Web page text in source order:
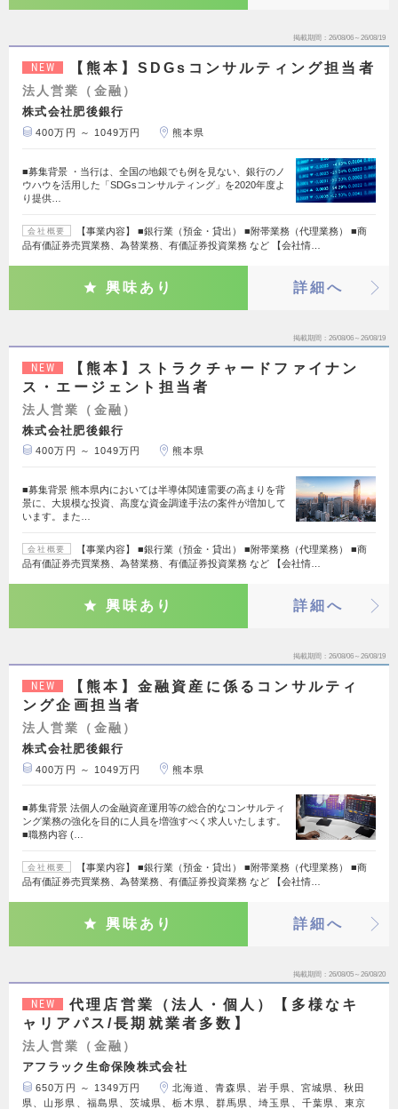
掲載期間 26/08/06～26/08/19
NEW 【熊本】SDGsコンサルティング担当者
法人営業（金融）
株式会社肥後銀行
400万円 ～ 1049万円 熊本県
■募集背景 ・当行は、全国の地銀でも例を見ない、銀行のノ
ウハウを活用した「SDGsコンサルティング」を2020年度よ
り提供…
会社概要
【事業内容】 ■銀行業（預金・貸出） ■附帯業務（代理業務） ■商
品有価証券売買業務、為替業務、有価証券投資業務 など 【会社情…
興味あり 詳細へ
掲載期間 26/08/06～26/08/19
NEW
【熊本】ストラクチャードファイナン
ス・エージェント担当者
法人営業（金融）
株式会社肥後銀行
400万円 ～ 1049万円 熊本県
■募集背景 熊本県内においては半導体関連需要の高まりを背
景に、大規模な投資、高度な資金調達手法の案件が増加して
います。また…
会社概要
【事業内容】 ■銀行業（預金・貸出） ■附帯業務（代理業務） ■商
品有価証券売買業務、為替業務、有価証券投資業務 など 【会社情…
興味あり 詳細へ
掲載期間 26/08/06～26/08/19
NEW
【熊本】金融資産に係るコンサルティ
ング企画担当者
法人営業（金融）
株式会社肥後銀行
400万円 ～ 1049万円 熊本県
■募集背景 法個人の金融資産運用等の総合的なコンサルティ
ング業務の強化を目的に人員を増強すべく求人いたします。
■職務内容 (…
会社概要
【事業内容】 ■銀行業（預金・貸出） ■附帯業務（代理業務） ■商
品有価証券売買業務、為替業務、有価証券投資業務 など 【会社情…
興味あり 詳細へ
掲載期間 26/08/05～26/08/20
NEW
代理店営業（法人・個人）【多様なキ
ャリアパス/長期就業者多数】
法人営業（金融）
アフラック生命保険株式会社
650万円 ～ 1349万円
北海道、青森県、岩手県、宮城県、秋田
県、山形県、福島県、茨城県、栃木県、群馬県、埼玉県、千葉県、東京